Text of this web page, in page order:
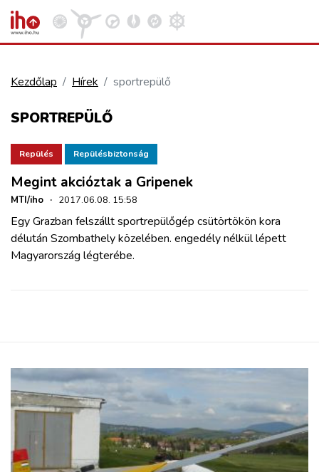
KÖZÚT
REPÜLÉS
KÖZLEKEDÉSFEJLESZTÉS
HAJÓZÁS
BLOG
ARCHÍVUM
Kezdőlap Hírek sportrepülő
SPORTREPÜLŐ
Repülés Repülésbiztonság
Megint akcióztak a Gripenek
MTI/iho · 2017.06.08. 15:58
Egy Grazban felszállt sportrepülőgép csütörtökön kora
délután Szombathely közelében. engedély nélkül lépett
Magyarország légterébe.